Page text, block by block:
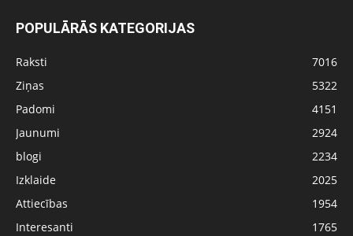
POPULĀRĀS KATEGORIJAS
Raksti
7016
Ziņas
5322
Padomi
4151
Jaunumi
2924
blogi
2234
Izklaide
2025
Attiecības
1954
Interesanti
1765